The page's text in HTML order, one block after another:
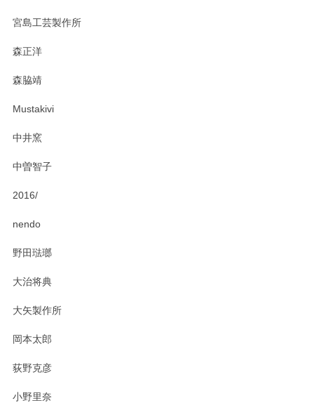
おかけしました。 ありがとうございます。
宮島工芸製作所
森正洋
森脇靖
Mustakivi
中井窯
中曽智子
2016/
nendo
野田琺瑯
大治将典
大矢製作所
岡本太郎
荻野克彦
小野里奈